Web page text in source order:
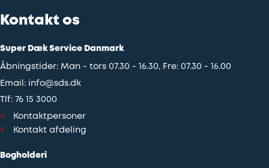
Kontakt os
Super Dæk Service Danmark
Åbningstider: Man - tors 07.30 - 16.30, Fre: 07.30 - 16.00
Email: info@sds.dk
Tlf: 76 15 3000
Kontaktpersoner
Kontakt afdeling
Bogholderi